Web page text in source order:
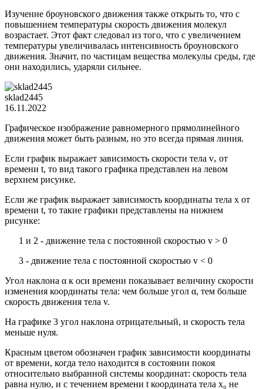
Изучение броуновского движения также открыть то, что с
повышением температуры скорость движения молекул
возрастает. Этот факт следовал из того, что с увеличением
температуры увеличивалась интенсивность броуновского
движения. Значит, по частицам вещества молекулы среды, где
они находились, ударяли сильнее.
sklad2445
16.11.2022
Графическое изображение равномерного прямолинейного
движения может быть разным, но это всегда прямая линия.
Если график выражает зависимость скорости тела vₓ от
времени t, то вид такого графика представлен на левом
верхнем рисунке.
Если же график выражает зависимость координаты тела х от
времени t, то такие графики представлены на нижнем
рисунке:
1 и 2 - движение тела с постоянной скоростью v > 0
3 - движение тела с постоянной скоростью v < 0
Угол наклона α к оси времени показывает величину скорости
изменения координаты тела: чем больше угол α, тем больше
скорость движения тела v.
На графике 3 угол наклона отрицательный, и скорость тела
меньше нуля.
Красным цветом обозначен график зависимости координаты
от времени, когда тело находится в состоянии покоя
относительно выбранной системы координат: скорость тела
равна нулю, и с течением времени t координата тела х₀ не